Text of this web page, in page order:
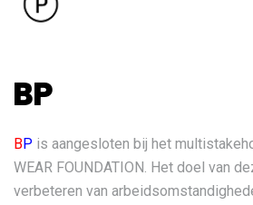
BP
BP is aangesloten bij het
WEAR FOUNDATION. Het doel van
verbeteren van